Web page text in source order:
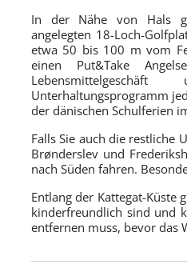
In der Nähe von Hals
angelegten 18-Loch-
etwa 50 bis 100 m vom
einen Put&Take
Unterhaltungsprogramm
der dänischen Schulferien
Falls Sie auch die restliche
Brønderslev und
nach Süden fahren.
Entlang der Kattegat-Küste
kinderfreundlich sind und
entfernen muss, bevor das